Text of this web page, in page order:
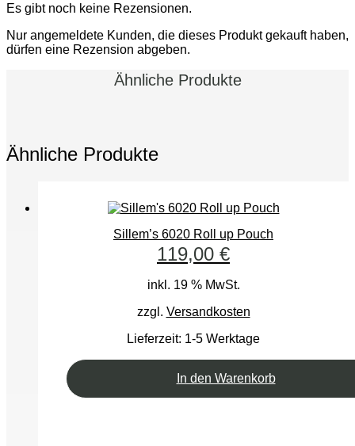
Es gibt noch keine Rezensionen.
Nur angemeldete Kunden, die dieses Produkt gekauft haben,
dürfen eine Rezension abgeben.
Ähnliche Produkte
Ähnliche Produkte
Sillem’s 6020 Roll up Pouch
119,00 €
inkl. 19 % MwSt.
zzgl. Versandkosten
Lieferzeit: 1-5 Werktage
In den Warenkorb